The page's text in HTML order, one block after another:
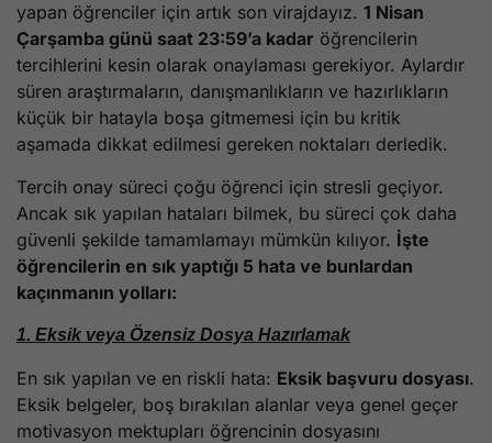
yapan öğrenciler için artık son virajdayız. 1 Nisan
Çarşamba günü saat 23:59’a kadar öğrencilerin
tercihlerini kesin olarak onaylaması gerekiyor. Aylardır
süren araştırmaların, danışmanlıkların ve hazırlıkların
küçük bir hatayla boşa gitmemesi için bu kritik
aşamada dikkat edilmesi gereken noktaları derledik.
Tercih onay süreci çoğu öğrenci için stresli geçiyor.
Ancak sık yapılan hataları bilmek, bu süreci çok daha
güvenli şekilde tamamlamayı mümkün kılıyor. İşte
öğrencilerin en sık yaptığı 5 hata ve bunlardan
kaçınmanın yolları:
1. Eksik veya Özensiz Dosya Hazırlamak
En sık yapılan ve en riskli hata: Eksik başvuru dosyası.
Eksik belgeler, boş bırakılan alanlar veya genel geçer
motivasyon mektupları öğrencinin dosyasını